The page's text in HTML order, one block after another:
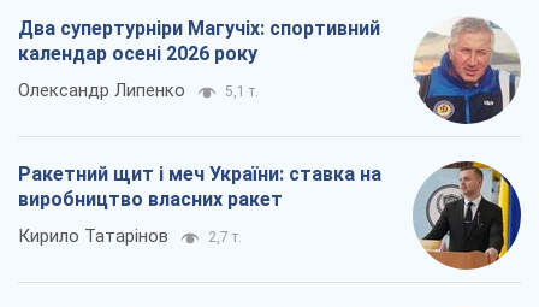
Два супертурніри Магучіх: спортивний
календар осені 2026 року
Олександр Липенко 5,1 т.
Ракетний щит і меч України: ставка на
виробництво власних ракет
Кирило Татарінов 2,7 т.